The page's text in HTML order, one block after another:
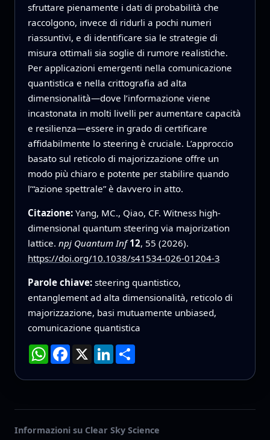
sfruttare pienamente i dati di probabilità che
raccolgono, invece di ridurli a pochi numeri
riassuntivi, e di identificare sia le strategie di
misura ottimali sia soglie di rumore realistiche.
Per applicazioni emergenti nella comunicazione
quantistica e nella crittografia ad alta
dimensionalità—dove l’informazione viene
incastonata in molti livelli per aumentare capacità
e resilienza—essere in grado di certificare
affidabilmente lo steering è cruciale. L’approccio
basato sul reticolo di majorizzazione offre un
modo più chiaro e potente per stabilire quando
l’“azione spettrale” è davvero in atto.
Citazione: Yang, MC., Qiao, CF. Witness high-
dimensional quantum steering via majorization
lattice. npj Quantum Inf 12, 55 (2026).
https://doi.org/10.1038/s41534-026-01204-3
Parole chiave: steering quantistico,
entanglement ad alta dimensionalità, reticolo di
majorizzazione, basi mutuamente unbiased,
comunicazione quantistica
WhatsApp
Facebook
X LinkedInCondividi
Informazioni su Clear Sky Science